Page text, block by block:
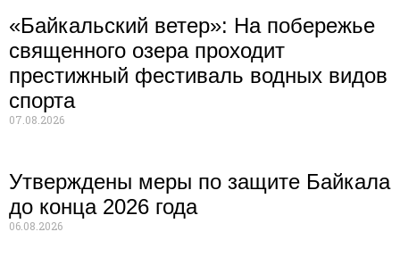
«Байкальский ветер»: На побережье
священного озера проходит
престижный фестиваль водных видов
спорта
07.08.2026
Утверждены меры по защите Байкала
до конца 2026 года
06.08.2026